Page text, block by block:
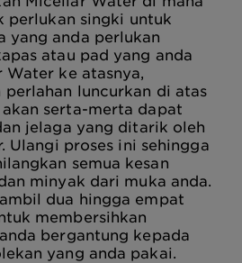
perlukan singki untuk
yang anda perlukan
atau pad yang anda
ke atasnya,
perlahan luncurkan di atas
serta-merta dapat
jelaga yang ditarik oleh
Ulangi proses ini sehingga
semua kesan
minyak dari muka anda.
dua hingga empat
membersihkan
bergantung kepada
yang anda pakai.